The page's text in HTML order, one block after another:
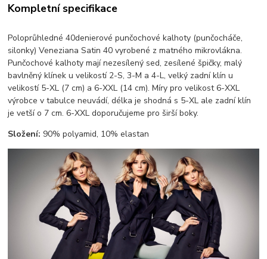
Kompletní specifikace
Poloprůhledné 40denierové punčochové kalhoty (punčocháče,
silonky) Veneziana Satin 40 vyrobené z matného mikrovlákna.
Punčochové kalhoty mají nezesílený sed, zesílené špičky, malý
bavlněný klínek u velikostí 2-S, 3-M a 4-L, velký zadní klín u
velikostí 5-XL (7 cm) a 6-XXL (14 cm). Míry pro velikost 6-XXL
výrobce v tabulce neuvádí, délka je shodná s 5-XL ale zadní klín
je vetší o 7 cm. 6-XXL doporučujeme pro širší boky.
Složení: 90% polyamid, 10% elastan